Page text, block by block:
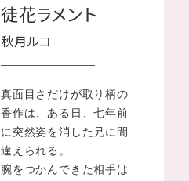
徒花ラメント
秋月ルコ
真面目さだけが取り柄の
香作は、ある日、七年前
に突然姿を消した兄に間
違えられる。
腕をつかんできた相手は